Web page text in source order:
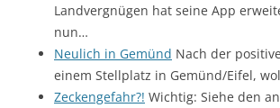
Landvergnügen hat seine App
nun…
Neulich in Gemünd Nach der
einem Stellplatz in Gemünd/Eifel,
Zeckengefahr?! Wichtig: Siehe den